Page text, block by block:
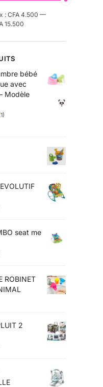
: CFA 4.500 —
15.500
bébé
avec
Modèle
seat me
ROBINET
2